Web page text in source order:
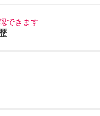
できます